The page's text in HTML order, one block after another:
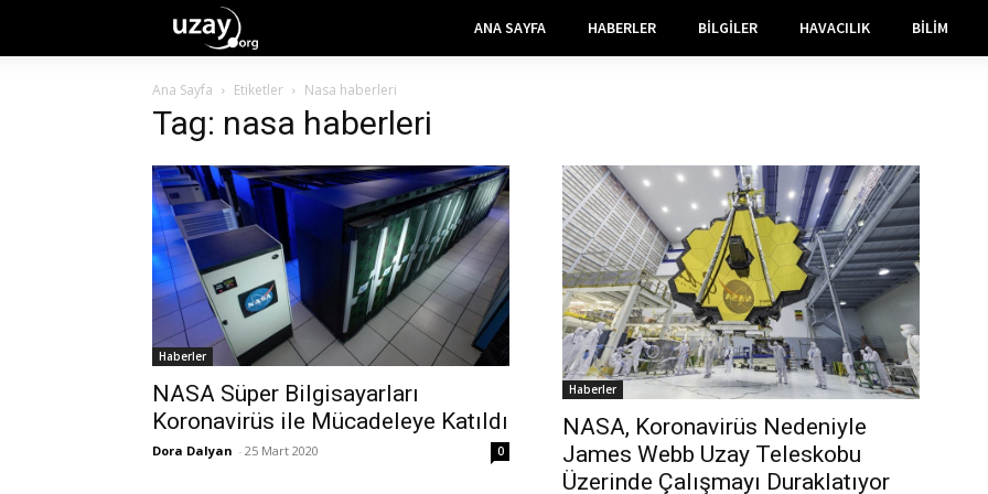
ANA SAYFA HABERLER BILGILER HAVACILIK BILIM
Ana Sayfa Etiketler Nasa haberleri
Tag: nasa haberleri
Haberler
NASA Süper Bilgisayarları
Koronavirüs ile Mücadeleye Katıldı
Dora Dalyan - 25 Mart 2020 0
Haberler
NASA, Koronavirüs Nedeniyle
James Webb Uzay Teleskobu
Üzerinde Çalışmayı Duraklatıyor